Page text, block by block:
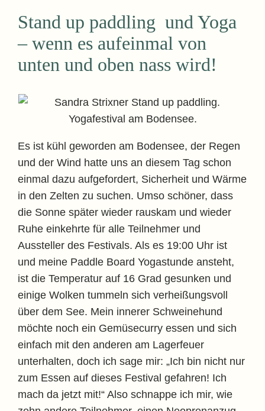
Stand up paddling und Yoga
– wenn es aufeinmal von
unten und oben nass wird!
Es ist kühl geworden am Bodensee, der Regen
und der Wind hatte uns an diesem Tag schon
einmal dazu aufgefordert, Sicherheit und Wärme
in den Zelten zu suchen. Umso schöner, dass
die Sonne später wieder rauskam und wieder
Ruhe einkehrte für alle Teilnehmer und
Aussteller des Festivals. Als es 19:00 Uhr ist
und meine Paddle Board Yogastunde ansteht,
ist die Temperatur auf 16 Grad gesunken und
einige Wolken tummeln sich verheißungsvoll
über dem See. Mein innerer Schweinehund
möchte noch ein Gemüsecurry essen und sich
einfach mit den anderen am Lagerfeuer
unterhalten, doch ich sage mir: „Ich bin nicht nur
zum Essen auf dieses Festival gefahren! Ich
mach da jetzt mit!“ Also schnappe ich mir, wie